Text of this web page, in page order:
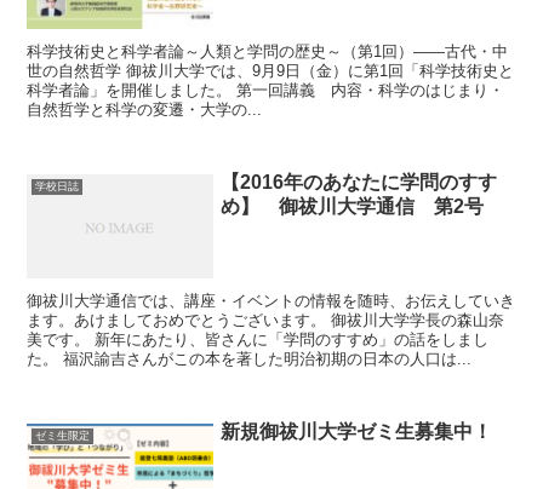
科学技術史と科学者論～人類と学問の歴史～（第1回）――古代・中
世の自然哲学 御祓川大学では、9月9日（金）に第1回「科学技術史と
科学者論」を開催しました。 第一回講義 内容・科学のはじまり・
自然哲学と科学の変遷・大学の...
学校日誌
【2016年のあなたに学問のすす
め】 御祓川大学通信 第2号
御祓川大学通信では、講座・イベントの情報を随時、お伝えしていき
ます。あけましておめでとうございます。 御祓川大学学長の森山奈
美です。 新年にあたり、皆さんに「学問のすすめ」の話をしまし
た。 福沢諭吉さんがこの本を著した明治初期の日本の人口は...
ゼミ生限定 新規御祓川大学ゼミ生募集中！